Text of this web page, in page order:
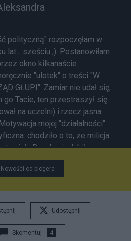
polityczną" rozpoczęłam w
lat... sześciu ;). Postanowiłam
okno kilkanaście
"ulotek" o treści "W
GŁUPI". Zamiar nie udał się,
go Tacie, ten przestraszył się
na uczelni) i rzecz jasna
mojej "działalności"
chodziło o to, ze milicja
Rynek, a je lubiłam
Nowości od blogera
Udostępnij
Skomentuj 4